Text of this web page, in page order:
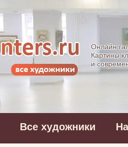
Онлайн
Картины
и
Все художники